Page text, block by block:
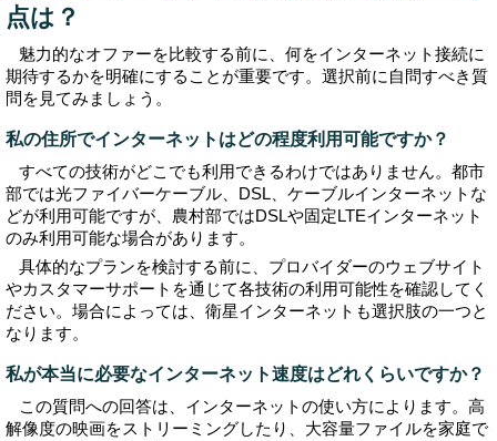
点は？
魅力的なオファーを比較する前に、何をインターネット接続に
期待するかを明確にすることが重要です。選択前に自問すべき質
問を見てみましょう。
私の住所でインターネットはどの程度利用可能ですか？
すべての技術がどこでも利用できるわけではありません。都市
部では光ファイバーケーブル、DSL、ケーブルインターネットな
どが利用可能ですが、農村部ではDSLや固定LTEインターネット
のみ利用可能な場合があります。
具体的なプランを検討する前に、プロバイダーのウェブサイト
やカスタマーサポートを通じて各技術の利用可能性を確認してく
ださい。場合によっては、衛星インターネットも選択肢の一つと
なります。
私が本当に必要なインターネット速度はどれくらいですか？
この質問への回答は、インターネットの使い方によります。高
解像度の映画をストリーミングしたり、大容量ファイルを家庭で